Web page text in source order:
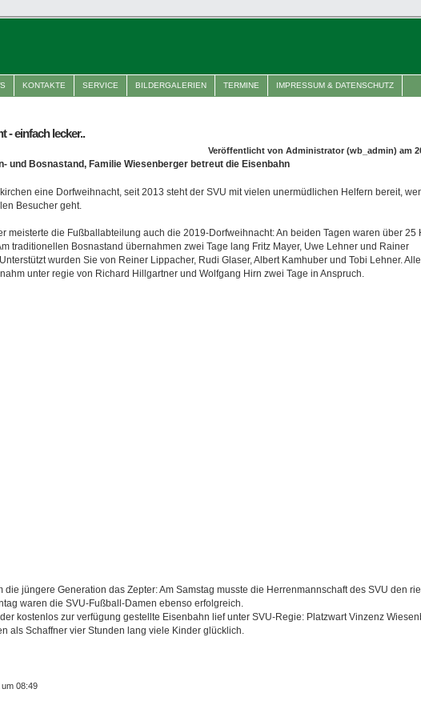
KONTAKTE SERVICE BILDERGALERIEN TERMINE IMPRESSUM & DATENSCHUTZ
- einfach lecker..
Veröffentlicht von Administrator (wb_admin) am
und Bosnastand, Familie Wiesenberger betreut die Eisenbahn
eine Dorfweihnacht, seit 2013 steht der SVU mit vielen unermüdlichen Helfern bereit,
Besucher geht.
meisterte die Fußballabteilung auch die 2019-Dorfweihnacht: An beiden Tagen waren über 25
traditionellen Bosnastand übernahmen zwei Tage lang Fritz Mayer, Uwe Lehner und Rainer
wurden Sie von Reiner Lippacher, Rudi Glaser, Albert Kamhuber und Tobi Lehner.
unter regie von Richard Hillgartner und Wolfgang Hirn zwei Tage in Anspruch.
jüngere Generation das Zepter: Am Samstag musste die Herrenmannschaft des SVU den
waren die SVU-Fußball-Damen ebenso erfolgreich.
kostenlos zur verfügung gestellte Eisenbahn lief unter SVU-Regie: Platzwart Vinzenz
als Schaffner vier Stunden lang viele Kinder glücklich.
08:49